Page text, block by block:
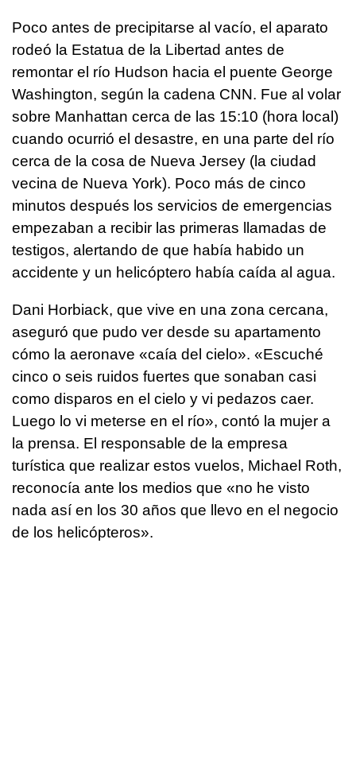
Poco antes de precipitarse al vacío, el aparato
rodeó la Estatua de la Libertad antes de
remontar el río Hudson hacia el puente George
Washington, según la cadena CNN. Fue al volar
sobre Manhattan cerca de las 15:10 (hora local)
cuando ocurrió el desastre, en una parte del río
cerca de la cosa de Nueva Jersey (la ciudad
vecina de Nueva York). Poco más de cinco
minutos después los servicios de emergencias
empezaban a recibir las primeras llamadas de
testigos, alertando de que había habido un
accidente y un helicóptero había caída al agua.
Dani Horbiack, que vive en una zona cercana,
aseguró que pudo ver desde su apartamento
cómo la aeronave «caía del cielo». «Escuché
cinco o seis ruidos fuertes que sonaban casi
como disparos en el cielo y vi pedazos caer.
Luego lo vi meterse en el río», contó la mujer a
la prensa. El responsable de la empresa
turística que realizar estos vuelos, Michael Roth,
reconocía ante los medios que «no he visto
nada así en los 30 años que llevo en el negocio
de los helicópteros».